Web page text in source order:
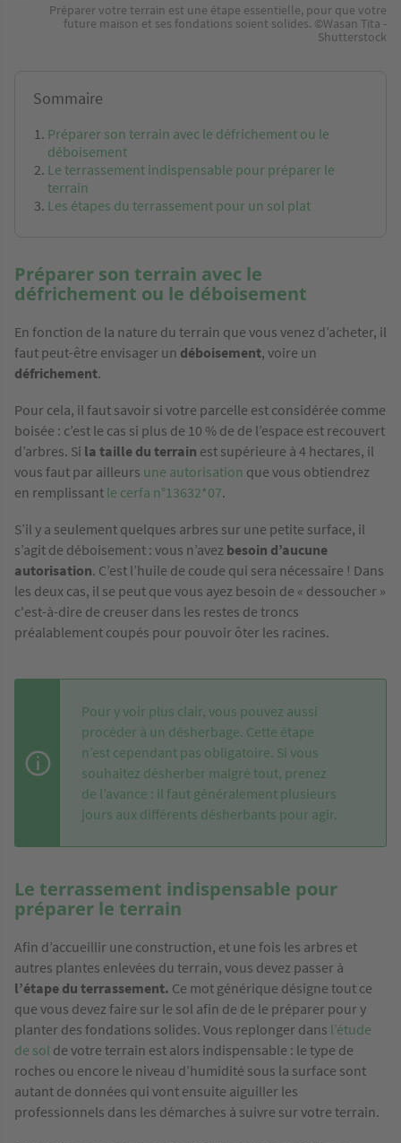
Préparer votre terrain est une étape essentielle, pour que votre
future maison et ses fondations soient solides. ©Wasan Tita -
Shutterstock
Sommaire
Préparer son terrain avec le défrichement ou le
déboisement
Le terrassement indispensable pour préparer le
terrain
Les étapes du terrassement pour un sol plat
Préparer son terrain avec le
défrichement ou le déboisement
En fonction de la nature du terrain que vous venez d’acheter, il
faut peut-être envisager un déboisement, voire un
défrichement.
Pour cela, il faut savoir si votre parcelle est considérée comme
boisée : c’est le cas si plus de 10 % de de l’espace est recouvert
d’arbres. Si la taille du terrain est supérieure à 4 hectares, il
vous faut par ailleurs une autorisation que vous obtiendrez
en remplissant le cerfa n°13632*07.
S’il y a seulement quelques arbres sur une petite surface, il
s’agit de déboisement : vous n’avez besoin d’aucune
autorisation. C’est l’huile de coude qui sera nécessaire ! Dans
les deux cas, il se peut que vous ayez besoin de « dessoucher »
c'est-à-dire de creuser dans les restes de troncs
préalablement coupés pour pouvoir ôter les racines.
Pour y voir plus clair, vous pouvez aussi
procéder à un désherbage. Cette étape
n’est cependant pas obligatoire. Si vous
souhaitez désherber malgré tout, prenez
de l’avance : il faut généralement plusieurs
jours aux différents désherbants pour agir.
Le terrassement indispensable pour
préparer le terrain
Afin d’accueillir une construction, et une fois les arbres et
autres plantes enlevées du terrain, vous devez passer à
l’étape du terrassement. Ce mot générique désigne tout ce
que vous devez faire sur le sol afin de de le préparer pour y
planter des fondations solides. Vous replonger dans l’étude
de sol de votre terrain est alors indispensable : le type de
roches ou encore le niveau d’humidité sous la surface sont
autant de données qui vont ensuite aiguiller les
professionnels dans les démarches à suivre sur votre terrain.